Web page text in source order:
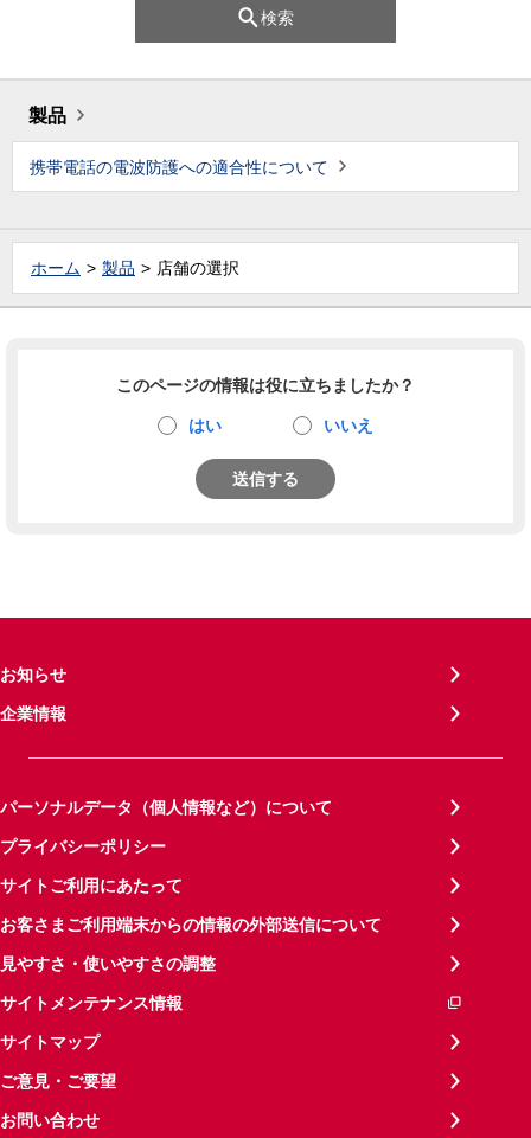
検索
製品
携帯電話の電波防護への適合性について
ホーム 製品 店舗の選択
このページの情報は役に立ちましたか？
はい いいえ
送信する
お知らせ
企業情報
パーソナルデータ（個人情報など）について
プライバシーポリシー
サイトご利用にあたって
お客さまご利用端末からの情報の外部送信について
見やすさ・使いやすさの調整
サイトメンテナンス情報
サイトマップ
ご意見・ご要望
お問い合わせ